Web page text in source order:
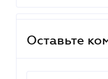
Оставьте